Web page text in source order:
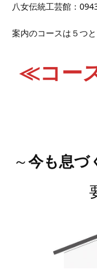
八女伝統工芸館：
案内のコースは５つ
≪コー
～今も息づ